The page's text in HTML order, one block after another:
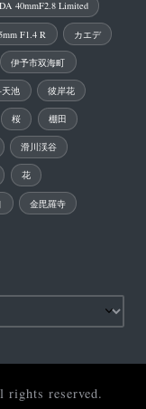
40mmF2.8 Limited
F1.4 R カエデ
伊予市双海町
天池 彼岸花
桜 棚田
滑川渓谷
花
金毘羅寺
reserved.